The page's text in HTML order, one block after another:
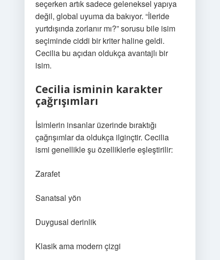
seçerken artık sadece geleneksel yapıya
değil, global uyuma da bakıyor. “İleride
yurtdışında zorlanır mı?” sorusu bile isim
seçiminde ciddi bir kriter haline geldi.
Cecilia bu açıdan oldukça avantajlı bir
isim.
Cecilia isminin karakter
çağrışımları
İsimlerin insanlar üzerinde bıraktığı
çağrışımlar da oldukça ilginçtir. Cecilia
ismi genellikle şu özelliklerle eşleştirilir:
Zarafet
Sanatsal yön
Duygusal derinlik
Klasik ama modern çizgi